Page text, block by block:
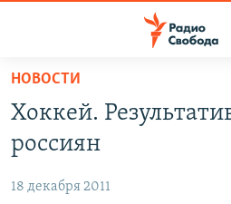
упрощенного
доступа
основному
АВТОРСКИЕ ПРОЕКТЫ
ЦИТАТЫ СВОБОДЫ
НОВОСТИ
Хоккей.
россиян
18 декабря 2011